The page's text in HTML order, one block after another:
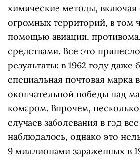
химические методы, включая
огромных территорий, в том
помощью авиации,
средствами. Все это
результаты: в 1962 году даже
специальная почтовая марка
окончательной победы над
комаром. Впрочем, несколько
случаев заболевания в год
наблюдалось, однако это
9 миллионами зараженных в